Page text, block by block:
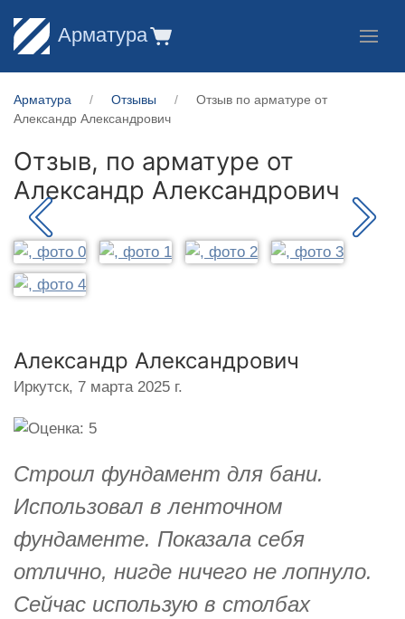
Арматура
Арматура Отзывы
Отзыв по арматуре от
Александр Александрович
Отзыв, по арматуре от
Александр Александрович
Александр Александрович
Иркутск, 7 марта 2025 г.
Строил фундамент для бани.
Использовал в ленточном
фундаменте. Показала себя
отлично, нигде ничего не лопнуло.
Сейчас использую в столбах